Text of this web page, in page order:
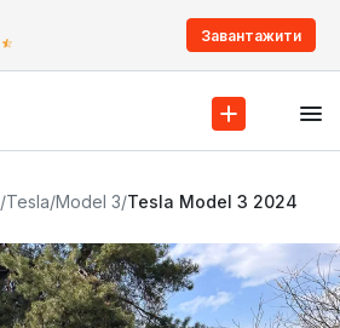
Завантажити
/Tesla/Model 3/Tesla Model 3 2024